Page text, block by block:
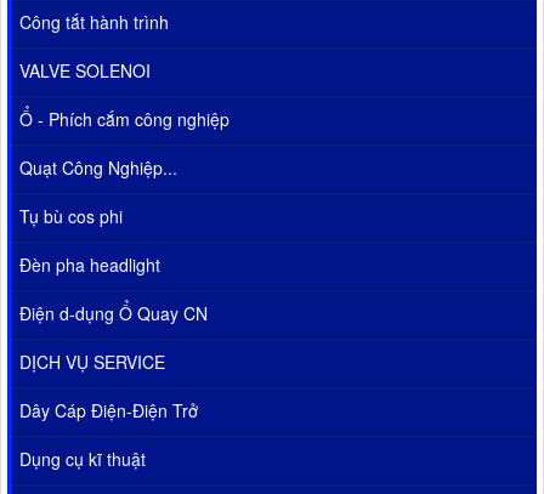
Công tắt hành trình
VALVE SOLENOI
Ổ - Phích cắm công nghiệp
Quạt Công Nghiệp...
Tụ bù cos phi
Đèn pha headlight
Điện d-dụng Ổ Quay CN
DỊCH VỤ SERVICE
Dây Cáp Điện-Điện Trở
Dụng cụ kĩ thuật